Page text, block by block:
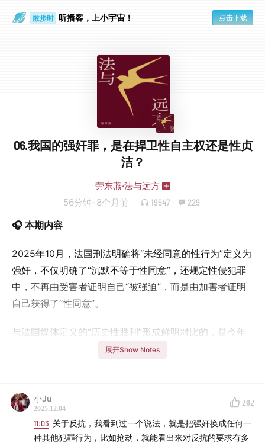
散步时 听播客，上小宇宙！ 点击下载
06.我国的强奸罪，是在捍卫性自主权还是性贞
洁？
劳东燕·法与远方
56分钟 · 8个月前 19547 · 229
🎧 本期内容
2025年10月，法国刑法明确将“未经同意的性行为”定义为
强奸，不仅明确了“沉默不等于性同意”，还规定性侵犯罪
中，不再由受害者证明自己“被强迫”，而是由加害者证明
自己获得了“性同意”。
与法国媒体定义的“历史性胜利”形成鲜明对比的，是今年
我国山西大同订婚强奸案掀起巨大讨论。许多人认为，订
本期节目将围绕强奸、性骚扰等性犯罪展开，要满足哪些
条件，才会被判处强奸罪？性骚扰的胜诉率为何如此之
低？我们与文明的距离还有多远？
展开Show Notes
小Ju
2025.12.04
202
11:03 关于反抗，我看到过一个说法，就是把强奸换成任何一
种其他犯罪行为，比如抢劫，就能看出来对反抗的要求有多